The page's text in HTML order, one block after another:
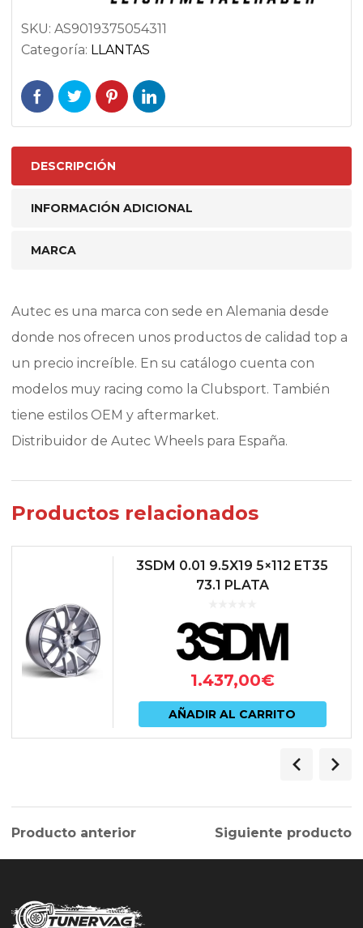
SKU: AS9019375054311
Categoría: LLANTAS
DESCRIPCIÓN
INFORMACIÓN ADICIONAL
MARCA
Autec es una marca con sede en Alemania desde
donde nos ofrecen unos productos de calidad top a
un precio increíble. En su catálogo cuenta con
modelos muy racing como la Clubsport. También
tiene estilos OEM y aftermarket.
Distribuidor de Autec Wheels para España.
Productos relacionados
3SDM 0.01 9.5X19 5×112 ET35
73.1 PLATA
1.437,00€
AÑADIR AL CARRITO
Producto anterior Siguiente producto